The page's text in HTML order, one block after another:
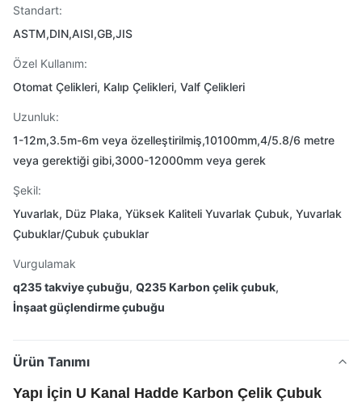
Standart:
ASTM,DIN,AISI,GB,JIS
Özel Kullanım:
Otomat Çelikleri, Kalıp Çelikleri, Valf Çelikleri
Uzunluk:
1-12m,3.5m-6m veya özelleştirilmiş,10100mm,4/5.8/6 metre
veya gerektiği gibi,3000-12000mm veya gerek
Şekil:
Yuvarlak, Düz Plaka, Yüksek Kaliteli Yuvarlak Çubuk, Yuvarlak
Çubuklar/Çubuk çubuklar
Vurgulamak
q235 takviye çubuğu, Q235 Karbon çelik çubuk,
İnşaat güçlendirme çubuğu
Ürün Tanımı
Yapı İçin U Kanal Hadde Karbon Çelik Çubuk